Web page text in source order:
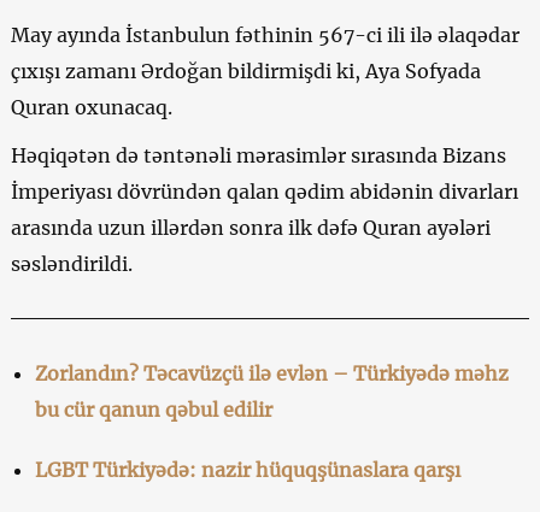
May ayında İstanbulun fəthinin 567-ci ili ilə əlaqədar
çıxışı zamanı Ərdoğan bildirmişdi ki, Aya Sofyada
Quran oxunacaq.
Həqiqətən də təntənəli mərasimlər sırasında Bizans
İmperiyası dövründən qalan qədim abidənin divarları
arasında uzun illərdən sonra ilk dəfə Quran ayələri
səsləndirildi.
Zorlandın? Təcavüzçü ilə evlən – Türkiyədə məhz
bu cür qanun qəbul edilir
LGBT Türkiyədə: nazir hüquqşünaslara qarşı